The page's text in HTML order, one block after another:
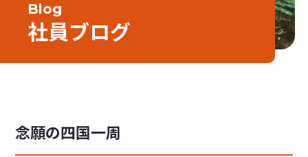
Blog
社員ブログ
念願の四国一周